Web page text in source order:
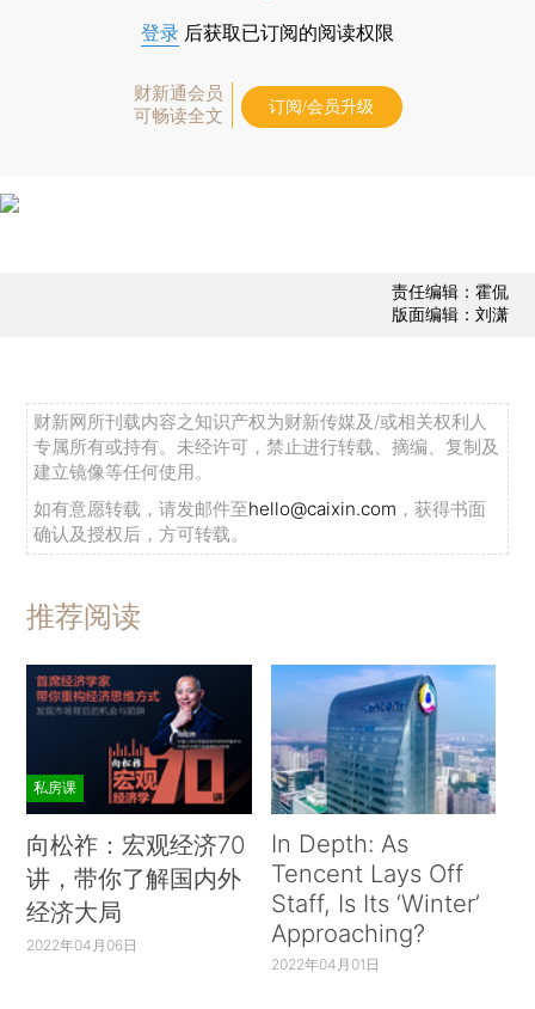
登录 后获取已订阅的阅读权限
财新通会员
可畅读全文
订阅/会员升级
责任编辑：霍侃
版面编辑：刘潇
财新网所刊载内容之知识产权为财新传媒及/或相关权利人
专属所有或持有。未经许可，禁止进行转载、摘编、复制及
建立镜像等任何使用。
如有意愿转载，请发邮件至hello@caixin.com ，获得书面
确认及授权后，方可转载。
推荐阅读
私房课
向松祚：宏观经济70
讲，带你了解国内外
经济大局
2022年04月06日
In Depth: As
Tencent Lays Off
Staff, Is Its ‘Winter’
Approaching?
2022年04月01日